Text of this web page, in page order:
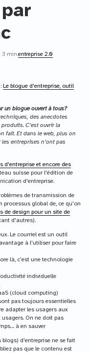
3 min.entreprise 2.0
Le blogue d'entreprise, outil
un blogue ouvert à tous?
des anecdotes
C’est ouvrir la
fait. Et dans le web, plus on
entreprises n’ont pas
d'entreprise et encore des
suisse pour l'édition de
d'entreprise.
de transmission de
global de, ce qu'on
de design pour un site de
d'autres).
Le courriel est un outil
à l’utiliser pour faire
là, c’est une technologie
individuelle
(cloud computing)
pas toujours essentielles
adapter les usagers aux
On ne doit pas
à en sauver
d'entreprise ne se fait
pas que le contenu est